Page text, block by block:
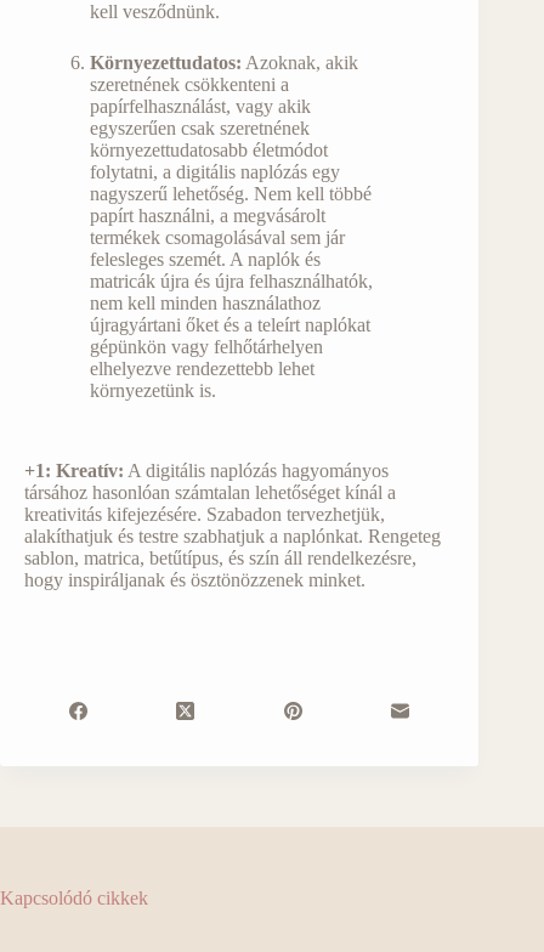
kell vesződnünk.
Környezettudatos: Azoknak, akik
szeretnének csökkenteni a
papírfelhasználást, vagy akik
egyszerűen csak szeretnének
környezettudatosabb életmódot
folytatni, a digitális naplózás egy
nagyszerű lehetőség. Nem kell többé
papírt használni, a megvásárolt
termékek csomagolásával sem jár
felesleges szemét. A naplók és
matricák újra és újra felhasználhatók,
nem kell minden használathoz
újragyártani őket és a teleírt naplókat
gépünkön vagy felhőtárhelyen
elhelyezve rendezettebb lehet
környezetünk is.
+1: Kreatív: A digitális naplózás hagyományos
társához hasonlóan számtalan lehetőséget kínál a
kreativitás kifejezésére. Szabadon tervezhetjük,
alakíthatjuk és testre szabhatjuk a naplónkat. Rengeteg
sablon, matrica, betűtípus, és szín áll rendelkezésre,
hogy inspiráljanak és ösztönözzenek minket.
Kapcsolódó cikkek